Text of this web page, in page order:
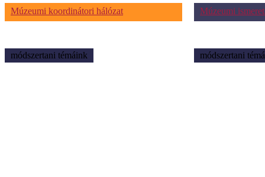
Múzeumi koordinátori hálózat Múzeumi
módszertani témáink módszertani